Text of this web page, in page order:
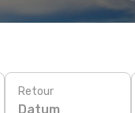
Retour
Datum